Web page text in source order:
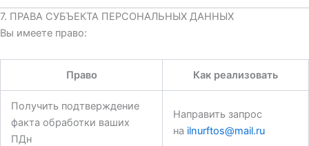
7. ПРАВА СУБЪЕКТА ПЕРСОНАЛЬНЫХ ДАННЫХ
Вы имеете право:
Право Как реализовать
Получить подтверждение
факта обработки ваших
ПДн
Направить запрос
на ilnurftos@mail.ru